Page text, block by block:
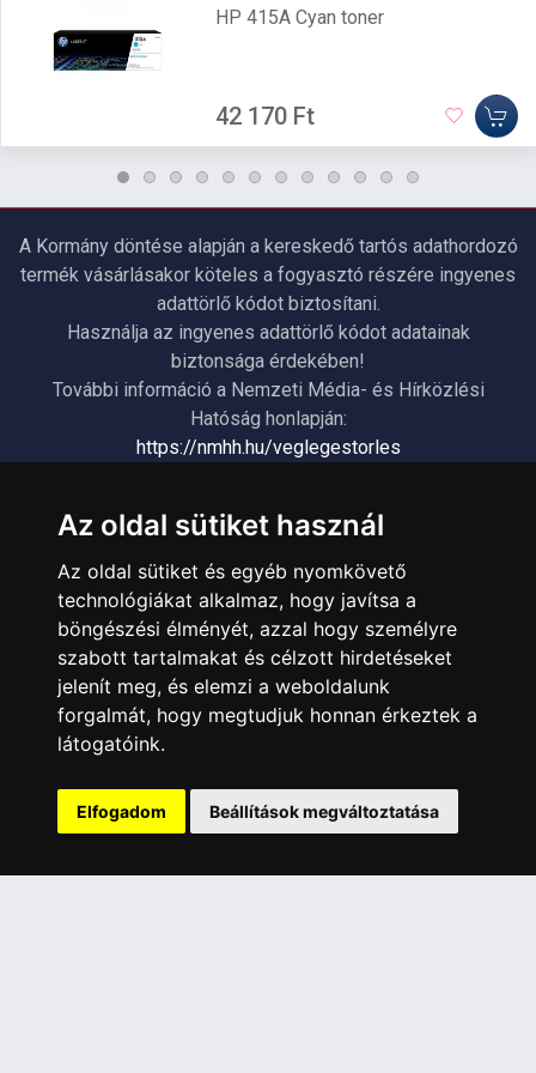
Az oldal sütiket használ
Az oldal sütiket és egyéb nyomkövető
technológiákat alkalmaz, hogy javítsa a
böngészési élményét, azzal hogy személyre
szabott tartalmakat és célzott hirdetéseket
jelenít meg, és elemzi a weboldalunk
forgalmát, hogy megtudjuk honnan érkeztek a
látogatóink.
Elfogadom Beállítások megváltoztatása
HP 415A Cyan toner
42 170 Ft
A Kormány döntése alapján a kereskedő tartós adathordozó
termék vásárlásakor köteles a fogyasztó részére ingyenes
adattörlő kódot biztosítani.
Használja az ingyenes adattörlő kódot adatainak
biztonsága érdekében!
További információ a Nemzeti Média- és Hírközlési
Hatóság honlapján:
https://nmhh.hu/veglegestorles
ÜGYFÉLSZOLGÁLAT
Garanciális Ügyintézés
Webszolgáltatás
Üzleteinkben az elektronikus fizetés mód kizárólag átutalással
érhető el, bankkártyás fizetésre nincs lehetőség.
INFORMÁCIÓK
Adatkezelési nyilatkozat
Rólunk
Szolgáltatásaink